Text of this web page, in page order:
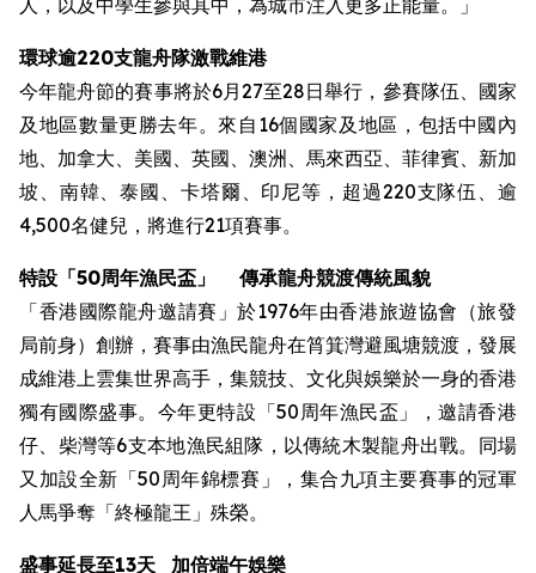
人，以及中學生參與其中，為城市注入更多正能量。」
環球逾220支龍舟隊激戰維港
今年龍舟節的賽事將於6月27至28日舉行，參賽隊伍、國家
及地區數量更勝去年。來自16個國家及地區，包括中國內
地、加拿大、美國、英國、澳洲、馬來西亞、菲律賓、新加
坡、南韓、泰國、卡塔爾、印尼等，超過220支隊伍、逾
4,500名健兒，將進行21項賽事。
特設 「50周年漁民盃」
傳承龍舟競渡傳統風貌
「香港國際龍舟邀請賽」於1976年由香港旅遊協會（旅發
局前身）創辦，賽事由漁民龍舟在筲箕灣避風塘競渡，發展
成維港上雲集世界高手，集競技、文化與娛樂於一身的香港
獨有國際盛事。今年更特設「50周年漁民盃」，邀請香港
仔、柴灣等6支本地漁民組隊，以傳統木製龍舟出戰。同場
又加設全新「50周年錦標賽」，集合九項主要賽事的冠軍
人馬爭奪「終極龍王」殊榮。
盛事延長至13天
加倍端午娛樂